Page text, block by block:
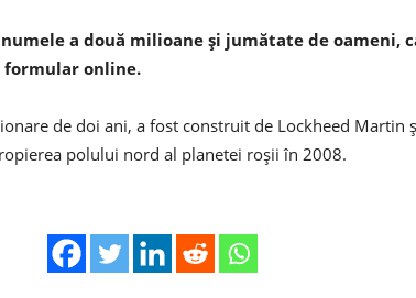
a două milioane şi jumătate de oameni,
online.
de doi ani, a fost construit de Lockheed Martin
polului nord al planetei roşii în 2008.